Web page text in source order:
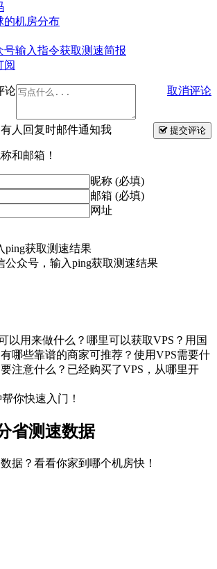
的机房分布
号输入指令获取测速简报
阅
论 取消评论
提交评论
有人回复时邮件通知我
和邮箱！
昵称 (必填)
邮箱 (必填)
网址
ping获取测速结果
以用来做什么？哪里可以获取VPS？用国
哪些靠谱的商家可推荐？使用VPS需要什
注意什么？已经购买了VPS，从哪里开
帮你快速入门！
省测速数据
据？看看你家到哪个机房快！